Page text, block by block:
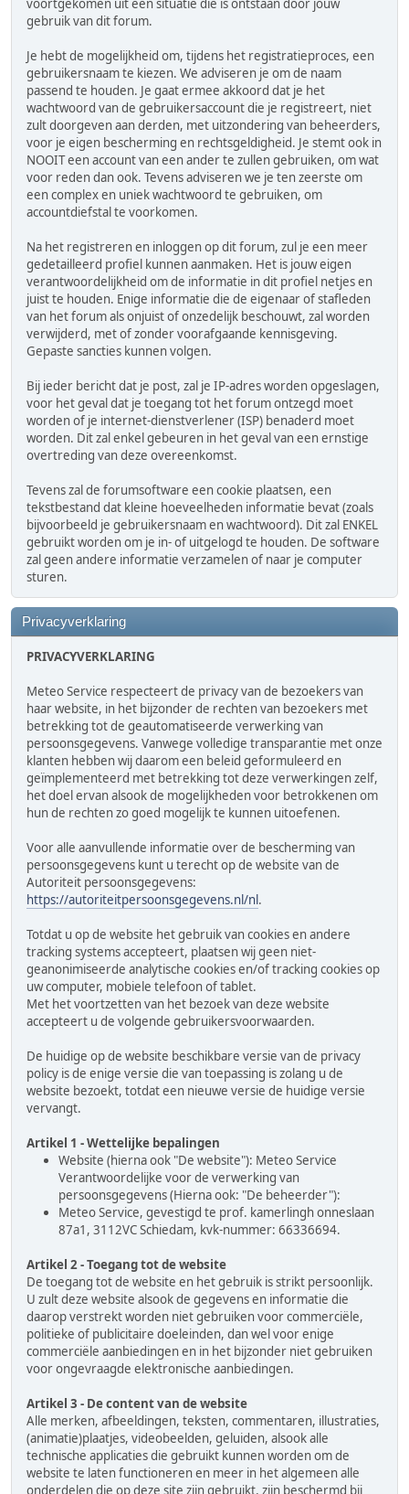
voortgekomen uit een situatie die is ontstaan door jouw
gebruik van dit forum.
Je hebt de mogelijkheid om, tijdens het registratieproces, een
gebruikersnaam te kiezen. We adviseren je om de naam
passend te houden. Je gaat ermee akkoord dat je het
wachtwoord van de gebruikersaccount die je registreert, niet
zult doorgeven aan derden, met uitzondering van beheerders,
voor je eigen bescherming en rechtsgeldigheid. Je stemt ook in
NOOIT een account van een ander te zullen gebruiken, om wat
voor reden dan ook. Tevens adviseren we je ten zeerste om
een complex en uniek wachtwoord te gebruiken, om
accountdiefstal te voorkomen.
Na het registreren en inloggen op dit forum, zul je een meer
gedetailleerd profiel kunnen aanmaken. Het is jouw eigen
verantwoordelijkheid om de informatie in dit profiel netjes en
juist te houden. Enige informatie die de eigenaar of stafleden
van het forum als onjuist of onzedelijk beschouwt, zal worden
verwijderd, met of zonder voorafgaande kennisgeving.
Gepaste sancties kunnen volgen.
Bij ieder bericht dat je post, zal je IP-adres worden opgeslagen,
voor het geval dat je toegang tot het forum ontzegd moet
worden of je internet-dienstverlener (ISP) benaderd moet
worden. Dit zal enkel gebeuren in het geval van een ernstige
overtreding van deze overeenkomst.
Tevens zal de forumsoftware een cookie plaatsen, een
tekstbestand dat kleine hoeveelheden informatie bevat (zoals
bijvoorbeeld je gebruikersnaam en wachtwoord). Dit zal ENKEL
gebruikt worden om je in- of uitgelogd te houden. De software
zal geen andere informatie verzamelen of naar je computer
sturen.
Privacyverklaring
PRIVACYVERKLARING
Meteo Service respecteert de privacy van de bezoekers van
haar website, in het bijzonder de rechten van bezoekers met
betrekking tot de geautomatiseerde verwerking van
persoonsgegevens. Vanwege volledige transparantie met onze
klanten hebben wij daarom een beleid geformuleerd en
geïmplementeerd met betrekking tot deze verwerkingen zelf,
het doel ervan alsook de mogelijkheden voor betrokkenen om
hun de rechten zo goed mogelijk te kunnen uitoefenen.
Voor alle aanvullende informatie over de bescherming van
persoonsgegevens kunt u terecht op de website van de
Autoriteit persoonsgegevens:
https://autoriteitpersoonsgegevens.nl/nl .
Totdat u op de website het gebruik van cookies en andere
tracking systems accepteert, plaatsen wij geen niet-
geanonimiseerde analytische cookies en/of tracking cookies op
uw computer, mobiele telefoon of tablet.
Met het voortzetten van het bezoek van deze website
accepteert u de volgende gebruikersvoorwaarden.
De huidige op de website beschikbare versie van de privacy
policy is de enige versie die van toepassing is zolang u de
website bezoekt, totdat een nieuwe versie de huidige versie
vervangt.
Artikel 1 - Wettelijke bepalingen
Website (hierna ook "De website"): Meteo Service
Verantwoordelijke voor de verwerking van
persoonsgegevens (Hierna ook: "De beheerder"):
Meteo Service, gevestigd te prof. kamerlingh onneslaan
87a1, 3112VC Schiedam, kvk-nummer: 66336694.
Artikel 2 - Toegang tot de website
De toegang tot de website en het gebruik is strikt persoonlijk.
U zult deze website alsook de gegevens en informatie die
daarop verstrekt worden niet gebruiken voor commerciële,
politieke of publicitaire doeleinden, dan wel voor enige
commerciële aanbiedingen en in het bijzonder niet gebruiken
voor ongevraagde elektronische aanbiedingen.
Artikel 3 - De content van de website
Alle merken, afbeeldingen, teksten, commentaren, illustraties,
(animatie)plaatjes, videobeelden, geluiden, alsook alle
technische applicaties die gebruikt kunnen worden om de
website te laten functioneren en meer in het algemeen alle